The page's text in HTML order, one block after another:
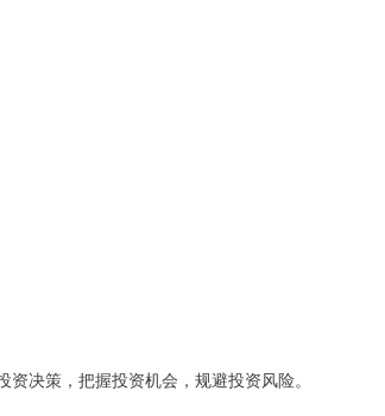
决策，把握投资机会，规避投资风险。